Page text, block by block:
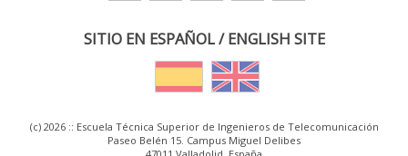
SITIO EN ESPAÑOL / ENGLISH SITE
(c) 2026 :: Escuela Técnica Superior de Ingenieros de Telecomunicación
Paseo Belén 15. Campus Miguel Delibes